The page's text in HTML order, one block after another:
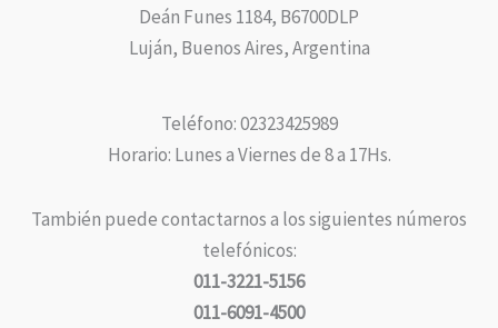
Deán Funes 1184, B6700DLP
Luján, Buenos Aires, Argentina
Teléfono: 02323425989
Horario: Lunes a Viernes de 8 a 17Hs.
También puede contactarnos a los siguientes números
telefónicos:
011-3221-5156
011-6091-4500